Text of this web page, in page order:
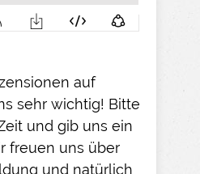
auf
sehr wichtig! Bitte
und gib uns ein
freuen uns über
und natürlich